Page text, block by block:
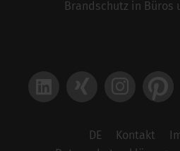
Brandschutz in Büros
DE Kontakt